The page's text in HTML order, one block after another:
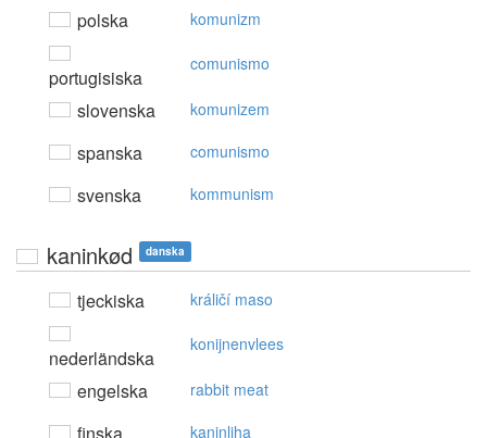
polska komunizm
portugisiska
comunismo
slovenska komunizem
spanska comunismo
svenska kommunism
kaninkød danska
tjeckiska králičí maso
nederländska
konijnenvlees
engelska rabbit meat
kaninliha